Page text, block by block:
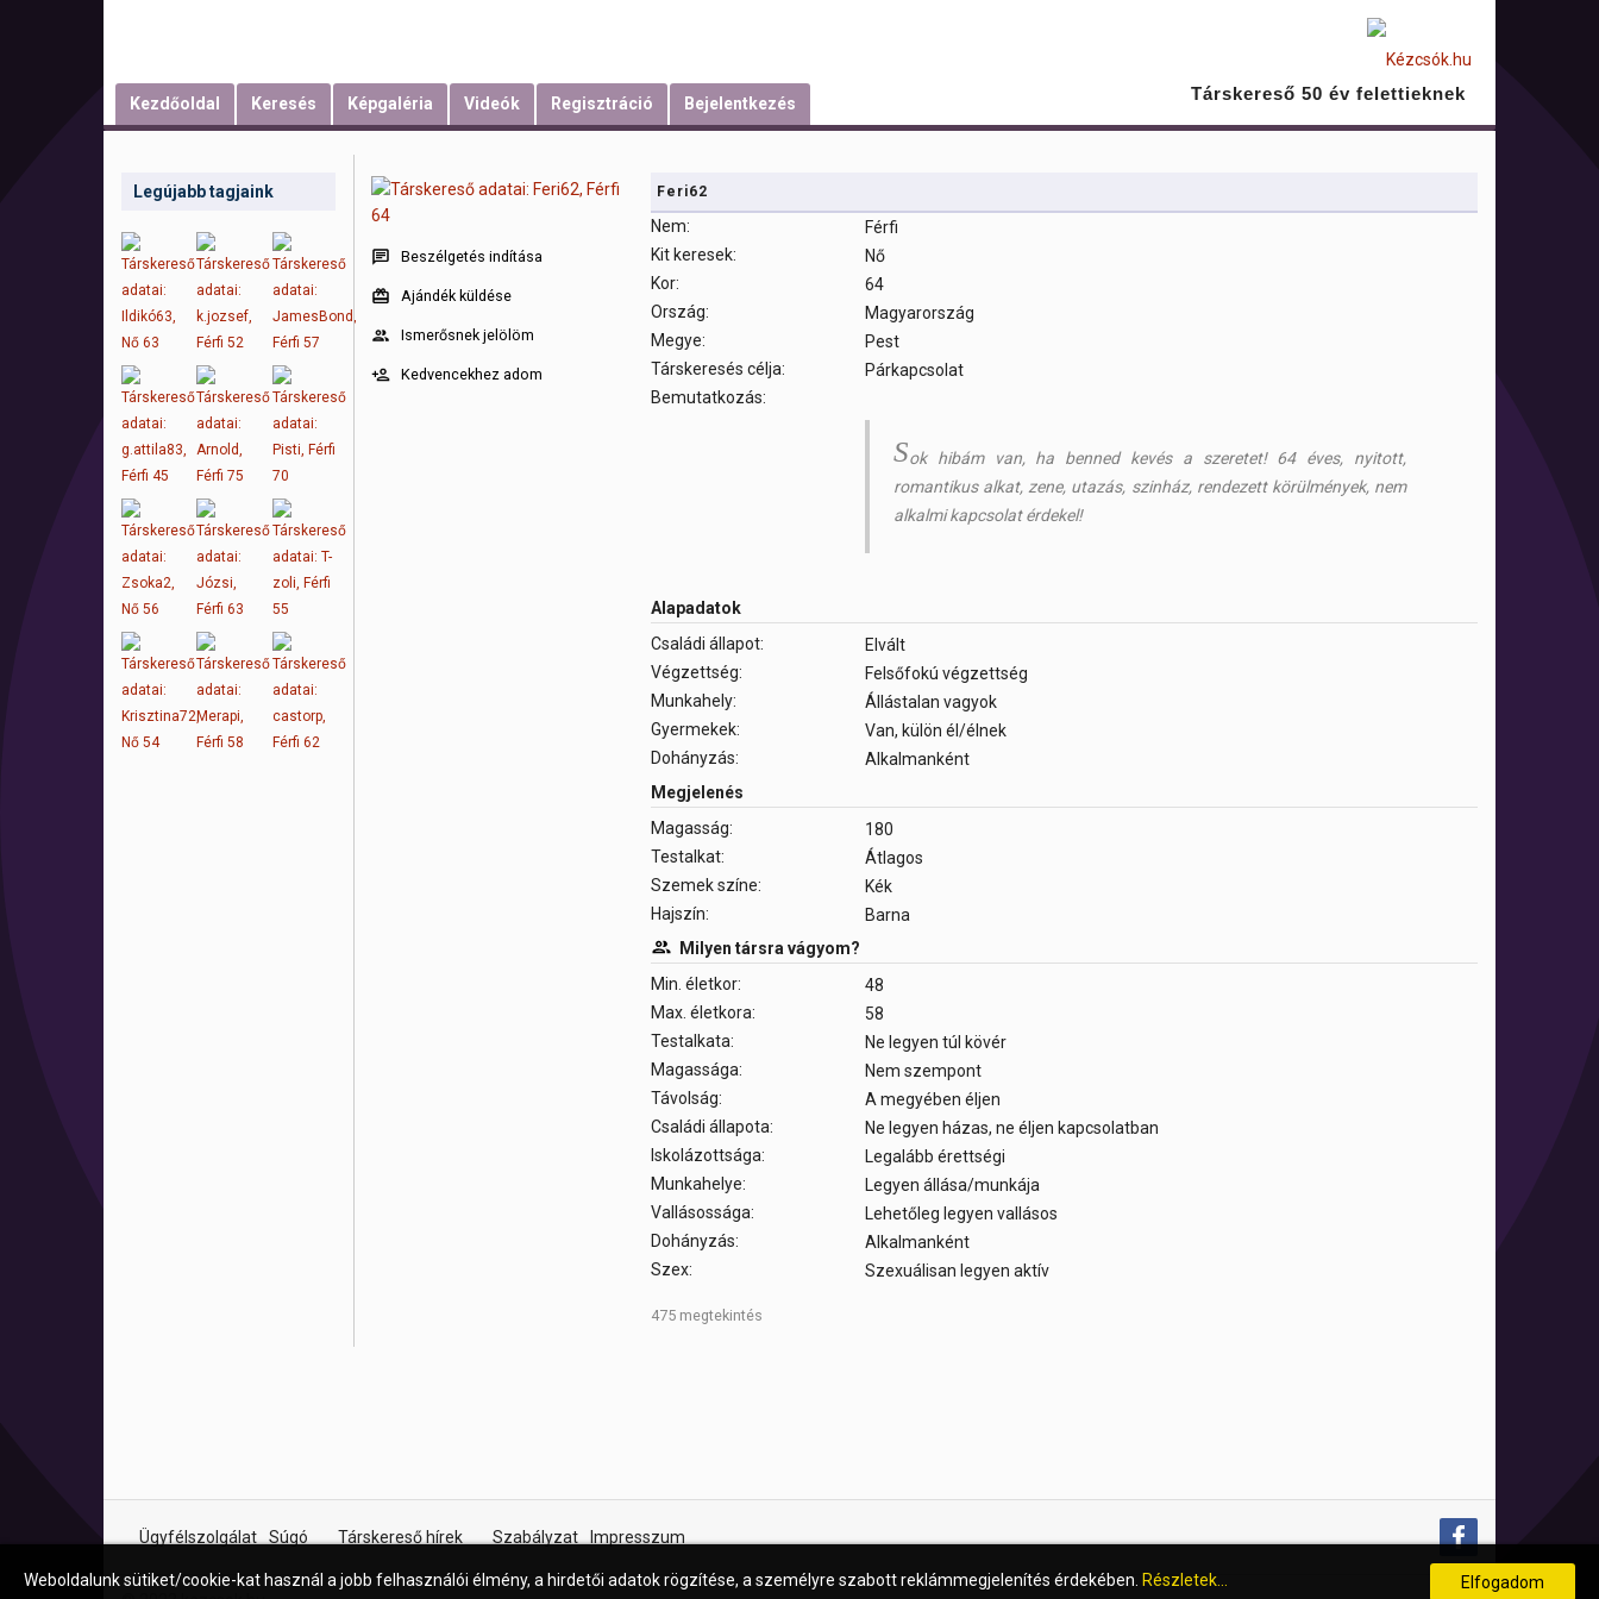
Kezdőoldal Keresés Képgaléria Videók Regisztráció Bejelentkezés Társkereső 50 év felettieknek
Legújabb tagjaink
Beszélgetés indítása
Ajándék küldése
Ismerősnek jelölöm
Kedvencekhez adom
Feri62
Nem:
Férfi
Kit keresek:
Nő
Kor:
64
Ország:
Magyarország
Megye:
Pest
Társkeresés célja:
Párkapcsolat
Bemutatkozás:
Sok hibám van, ha benned kevés a szeretet! 64 éves, nyitott,
romantikus alkat, zene, utazás, szinház, rendezett körülmények, nem
alkalmi kapcsolat érdekel!
Alapadatok
Családi állapot:
Elvált
Végzettség:
Felsőfokú végzettség
Munkahely:
Állástalan vagyok
Gyermekek:
Van, külön él/élnek
Dohányzás:
Alkalmanként
Megjelenés
Magasság:
180
Testalkat:
Átlagos
Szemek színe:
Kék
Hajszín:
Barna
Milyen társra vágyom?
Min. életkor:
48
Max. életkora:
58
Testalkata:
Ne legyen túl kövér
Magassága:
Nem szempont
Távolság:
A megyében éljen
Családi állapota:
Ne legyen házas, ne éljen kapcsolatban
Iskolázottsága:
Legalább érettségi
Munkahelye:
Legyen állása/munkája
Vallásossága:
Lehetőleg legyen vallásos
Dohányzás:
Alkalmanként
Szex:
Szexuálisan legyen aktív
475 megtekintés
Ügyfélszolgálat Súgó Társkereső hírek Szabályzat Impresszum
Weboldalunk sütiket/cookie-kat használ a jobb felhasználói élmény, a hirdetői adatok rögzítése, a személyre szabott reklámmegjelenítés érdekében. Részletek... Elfogadom